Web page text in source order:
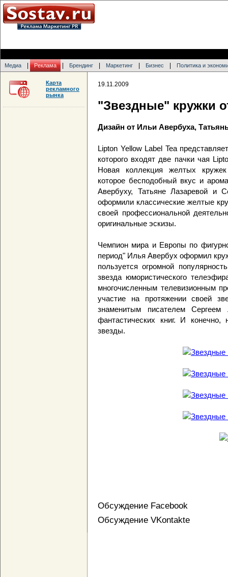
Медиа Реклама Брендинг Маркетинг Бизнес Политика и
19.11.2009
"Звездные" кружки
Дизайн от Ильи Авербуха,
Lipton Yellow Label Tea
которого входят две пачки чая
Новая коллекция желтых
которое бесподобный вкус и
Авербуху, Татьяне Лазаревой и
оформили классические желтые
своей профессиональной
оригинальные эскизы.
Чемпион мира и Европы по
период" Илья Авербух оформил
пользуется огромной
звезда юмористического
многочисленным телевизионным
участие на протяжении своей
знаменитым писателем
фантастических книг. И конечно,
звезды.
Обсуждение Facebook
Обсуждение VKontakte
Карта
рекламного
рынка